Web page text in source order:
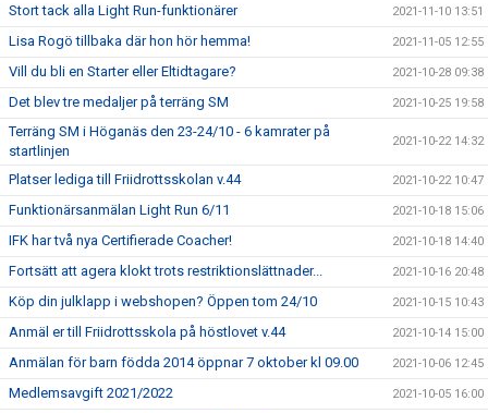
Stort tack alla Light Run-funktionärer 2021-11-10 13:51
Lisa Rogö tillbaka där hon hör hemma! 2021-11-05 12:55
Vill du bli en Starter eller Eltidtagare? 2021-10-28 09:38
Det blev tre medaljer på terräng SM 2021-10-25 19:58
Terräng SM i Höganäs den 23-24/10 - 6 kamrater på
startlinjen
2021-10-22 14:32
Platser lediga till Friidrottsskolan v.44 2021-10-22 10:47
Funktionärsanmälan Light Run 6/11 2021-10-18 15:06
IFK har två nya Certifierade Coacher! 2021-10-18 14:40
Fortsätt att agera klokt trots restriktionslättnader... 2021-10-16 20:48
Köp din julklapp i webshopen? Öppen tom 24/10 2021-10-15 10:43
Anmäl er till Friidrottsskola på höstlovet v.44 2021-10-14 15:00
Anmälan för barn födda 2014 öppnar 7 oktober kl 09.00 2021-10-06 12:45
Medlemsavgift 2021/2022 2021-10-05 16:00